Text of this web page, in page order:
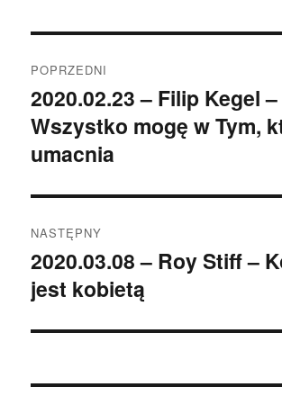
wpisu
POPRZEDNI
Poprzedni
wpis:
2020.02.23 – Filip Kegel –
Wszystko mogę w Tym,
umacnia
NASTĘPNY
Następny
wpis:
2020.03.08 – Roy Stiff –
jest kobietą